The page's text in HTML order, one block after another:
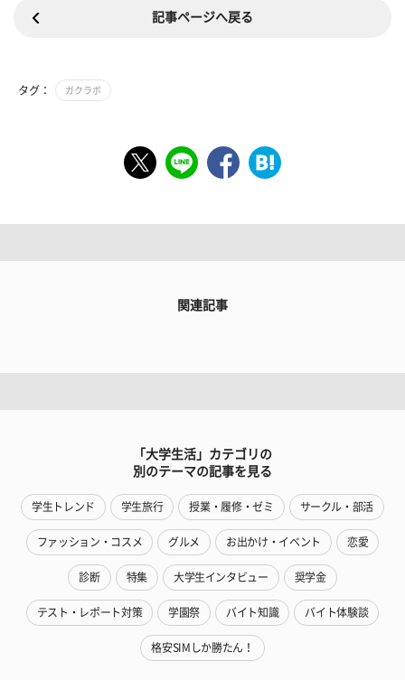
記事ページへ戻る
タグ： ガクラボ
関連記事
「大学生活」カテゴリの
別のテーマの記事を見る
学生トレンド 学生旅行 授業・履修・ゼミ サークル・部活
ファッション・コスメ グルメ お出かけ・イベント 恋愛
診断 特集 大学生インタビュー 奨学金
テスト・レポート対策 学園祭 バイト知識 バイト体験談
格安SIMしか勝たん！